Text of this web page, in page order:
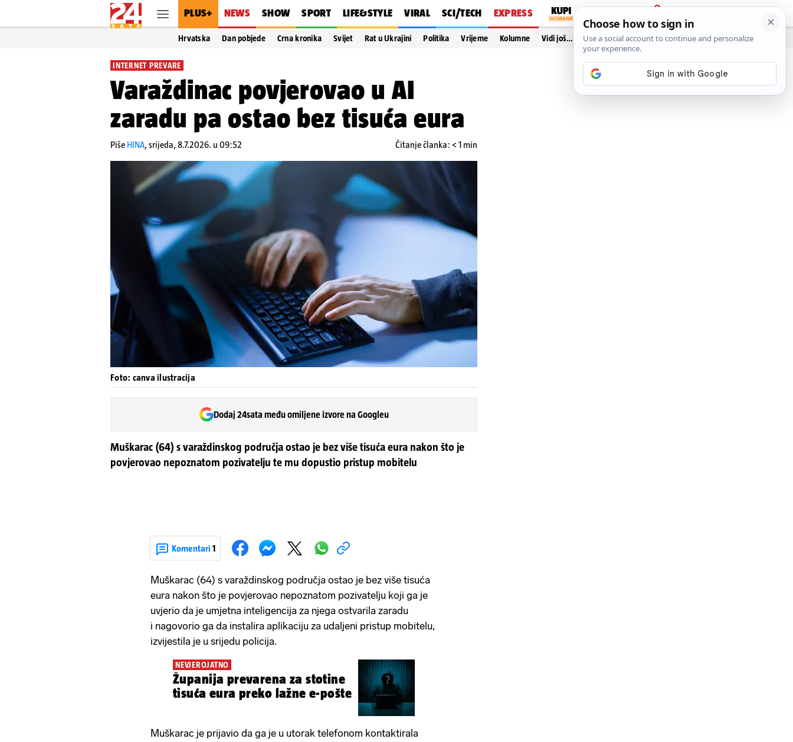
PLUS+ NEWS SHOW SPORT LIFE&STYLE VIRAL SCI/TECH EXPRESS
PRIJAVA
Hrvatska Dan pobjede Crna kronika Svijet Rat u Ukrajini Politika Vrijeme Kolumne Vidi još…
INTERNET PREVARE
Varaždinac povjerovao u AI
zaradu pa ostao bez tisuća eura
Piše HINA,srijeda, 8.7.2026. u 09:52 Čitanje članka: < 1 min
Foto: canva ilustracija
Dodaj 24sata među omiljene izvore na Googleu
Muškarac (64) s varaždinskog područja ostao je bez više tisuća eura nakon što je
povjerovao nepoznatom pozivatelju te mu dopustio pristup mobitelu
Komentari 1
Muškarac (64) s varaždinskog područja ostao je bez više tisuća
eura nakon što je povjerovao nepoznatom pozivatelju koji ga je
uvjerio da je umjetna inteligencija za njega ostvarila zaradu
i nagovorio ga da instalira aplikaciju za udaljeni pristup mobitelu,
izvijestila je u srijedu policija.
NEVJEROJATNO
Županija prevarena za stotine
tisuća eura preko lažne e-pošte
Muškarac je prijavio da ga je u utorak telefonom kontaktirala